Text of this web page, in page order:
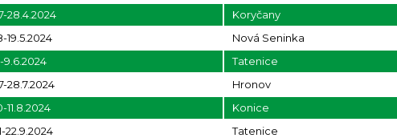
28.4.2024
Koryčany
19.5.2024
Nová Seninka
9.6.2024
Tatenice
28.7.2024
Hronov
11.8.2024
Konice
22.9.2024
Tatenice